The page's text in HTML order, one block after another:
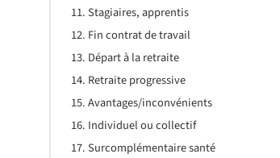
Stagiaires, apprentis
Fin contrat de travail
Départ à la retraite
Retraite progressive
Avantages/inconvénients
Individuel ou collectif
Surcomplémentaire santé